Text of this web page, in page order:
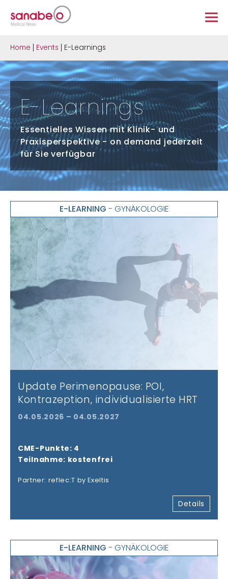
Home Events E-Learnings
E-Learnings
Essentielles Wissen mit Klinik- und
Praxisperspektive - on demand jederzeit
für Sie verfügbar
E-LEARNING - GYNÄKOLOGIE
Update Perimenopause: POI,
Kontrazeption, individualisierte HRT
04.05.2026 – 04.05.2027
CME-Punkte: 4
Teilnahme: kostenfrei
Partner: reflec:T by Exeltis
Details
E-LEARNING - GYNÄKOLOGIE